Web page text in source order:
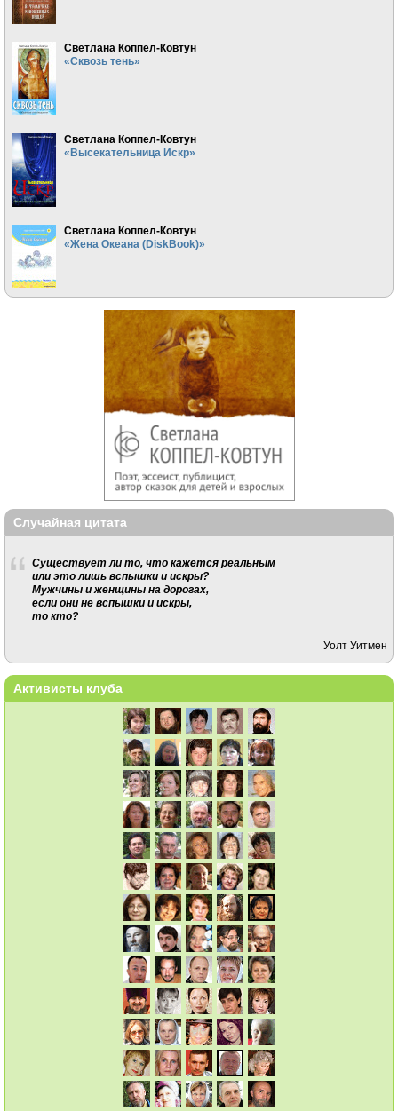
Светлана Коппел-Ковтун
«Сквозь тень»
Светлана Коппел-Ковтун
«Высекательница Искр»
Светлана Коппел-Ковтун
«Жена Океана (DiskBook)»
Случайная цитата
Существует ли то, что кажется реальным
или это лишь вспышки и искры?
Мужчины и женщины на дорогах,
если они не вспышки и искры,
то кто?
Уолт Уитмен
Активисты клуба